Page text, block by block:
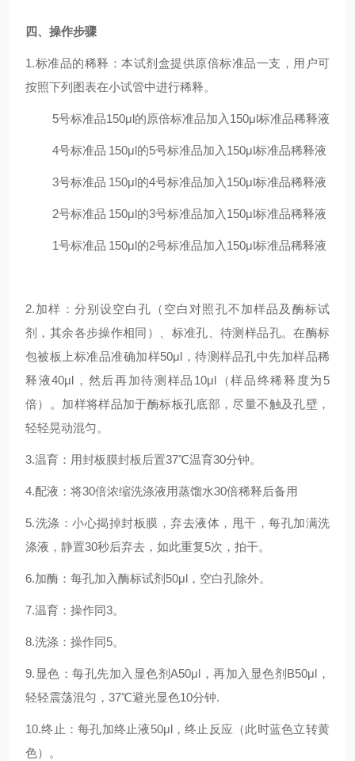
四、操作步骤
1.标准品的稀释：本试剂盒提供原倍标准品一支，用户可
按照下列图表在小试管中进行稀释。
5号标准品150μl的原倍标准品加入150μl标准品稀释液
4号标准品 150μl的5号标准品加入150μl标准品稀释液
3号标准品 150μl的4号标准品加入150μl标准品稀释液
2号标准品 150μl的3号标准品加入150μl标准品稀释液
1号标准品 150μl的2号标准品加入150μl标准品稀释液
2.加样：分别设空白孔（空白对照孔不加样品及酶标试
剂，其余各步操作相同）、标准孔、待测样品孔。在酶标
包被板上标准品准确加样50μl，待测样品孔中先加样品稀
释液40μl，然后再加待测样品10μl（样品终稀释度为5
倍）。加样将样品加于酶标板孔底部，尽量不触及孔壁，
轻轻晃动混匀。
3.温育：用封板膜封板后置37℃温育30分钟。
4.配液：将30倍浓缩洗涤液用蒸馏水30倍稀释后备用
5.洗涤：小心揭掉封板膜，弃去液体，甩干，每孔加满洗
涤液，静置30秒后弃去，如此重复5次，拍干。
6.加酶：每孔加入酶标试剂50μl，空白孔除外。
7.温育：操作同3。
8.洗涤：操作同5。
9.显色：每孔先加入显色剂A50μl，再加入显色剂B50μl，
轻轻震荡混匀，37℃避光显色10分钟.
10.终止：每孔加终止液50μl，终止反应（此时蓝色立转黄
色）。